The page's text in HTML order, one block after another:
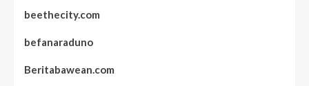
beethecity.com
befanaraduno
Beritabawean.com